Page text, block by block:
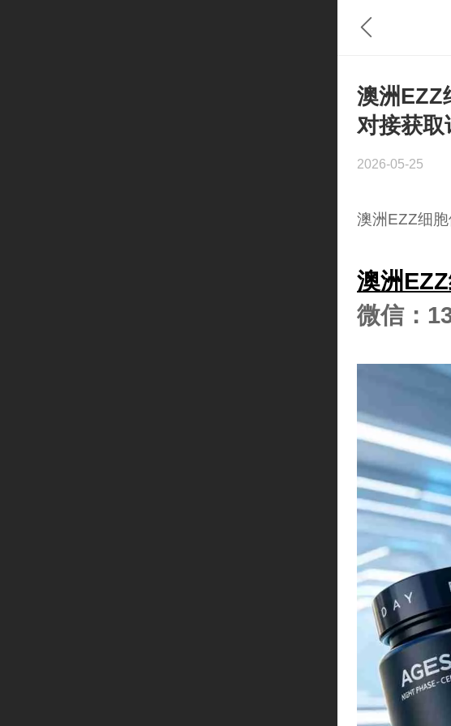
澳洲EZZ
对接获
2026-05-25
澳洲EZZ细
澳洲
微信：